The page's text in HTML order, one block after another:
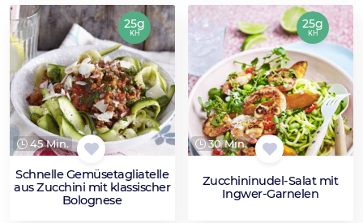
45 Min.
Schnelle Gemüsetagliatelle
aus Zucchini mit klassischer
Bolognese
25g
KH
30 Min.
Zucchininudel-Salat mit
Ingwer-Garnelen
25g
KH